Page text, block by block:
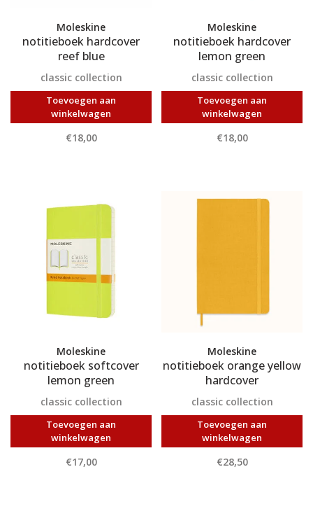
Moleskine
notitieboek hardcover
reef blue
classic collection
Toevoegen aan
winkelwagen
€18,00
Moleskine
notitieboek hardcover
lemon green
classic collection
Toevoegen aan
winkelwagen
€18,00
Moleskine
notitieboek softcover
lemon green
classic collection
Toevoegen aan
winkelwagen
€17,00
Moleskine
notitieboek orange yellow
hardcover
classic collection
Toevoegen aan
winkelwagen
€28,50